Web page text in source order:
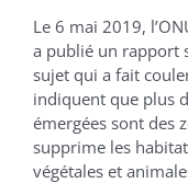
Le 6 mai 2019,
a publié un rapport
sujet qui a fait
indiquent que plus
émergées sont des
supprime les
végétales et